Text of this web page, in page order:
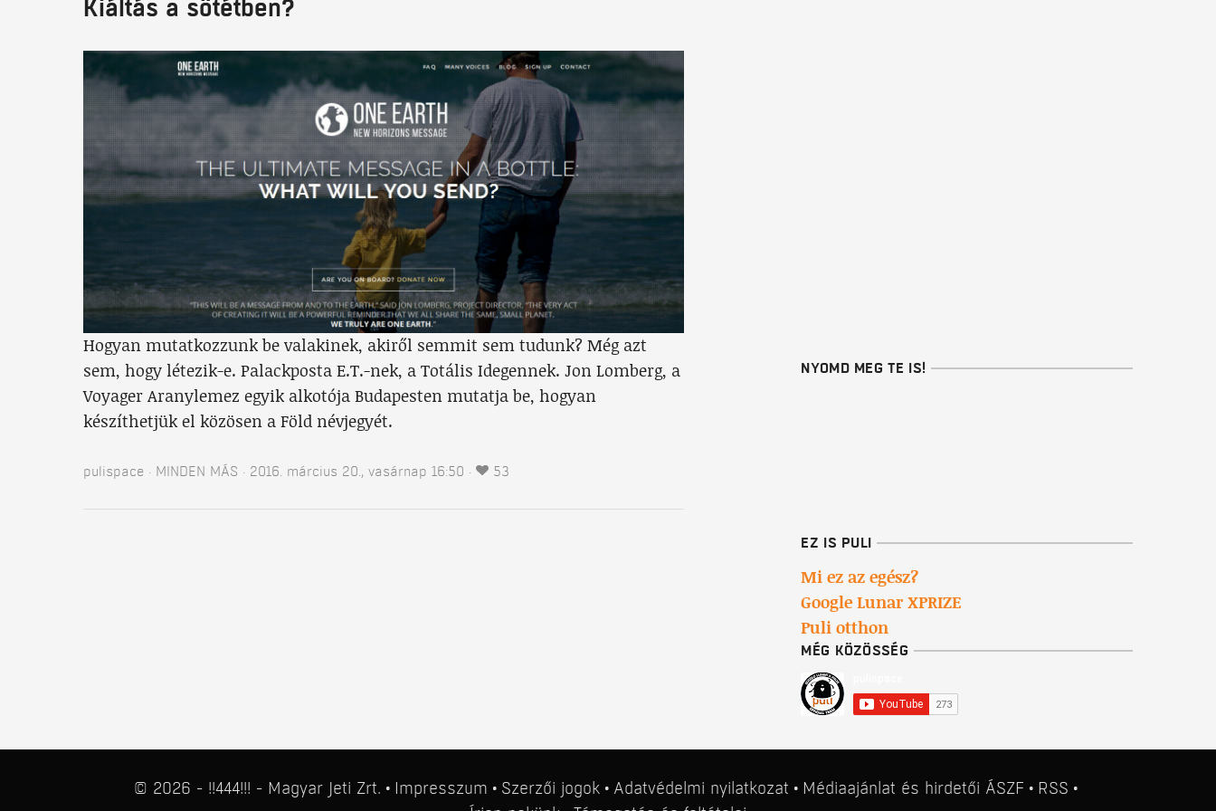
Kiáltás a sötétben?
Hogyan mutatkozzunk be valakinek, akiről semmit sem tudunk? Még azt
sem, hogy létezik-e. Palackposta E.T.-nek, a Totális Idegennek. Jon Lomberg, a
Voyager Aranylemez egyik alkotója Budapesten mutatja be, hogyan
készíthetjük el közösen a Föld névjegyét.
pulispace MINDEN MÁS 2016. március 20., vasárnap 16:50 53
NYOMD MEG TE IS!
EZ IS PULI
Mi ez az egész?
Google Lunar XPRIZE
Puli otthon
MÉG KÖZÖSSÉG
© 2026 - !!444!!! - Magyar Jeti Zrt. Impresszum Szerzői jogok Adatvédelmi nyilatkozat Médiaajánlat és hirdetői ÁSZF
RSS